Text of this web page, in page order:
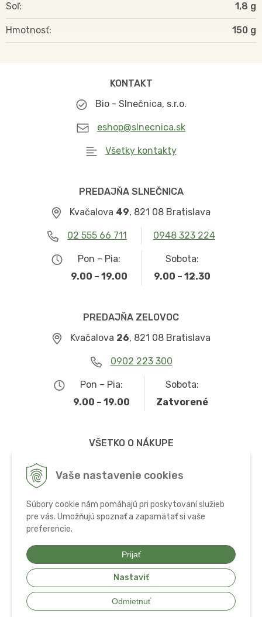
Vaše nastavenie cookies
Súbory cookie nám pomáhajú pri poskytovaní služieb
pre vás. Umožňujú spoznať a zapamätať si vaše
preferencie.
Prijať
Nastaviť
Odmietnuť
Soľ 1,8 g
Hmotnosť 150
KONTAKT
Bio - Slnečnica, s.r.o.
eshop@slnecnica.sk
Všetky kontakty
PREDAJŇA SLNEČNICA
Kvačalova 49, 821 08 Bratislava
02 555 66 711 0948 323 224
Pon – Pia:
9.00 – 19.00
Sobota:
9.00 – 12.30
PREDAJŇA ZELOVOC
Kvačalova 26, 821 08 Bratislava
0902 223 300
Pon – Pia:
9.00 – 19.00
Sobota:
Zatvorené
VŠETKO O NÁKUPE
Ochrana osobných údajov
© 2026 Bio potraviny, zdravá výživa a doplnky • tvorba eshopu cez